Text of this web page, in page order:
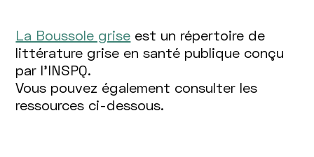
La Boussole grise est un répertoire de
littérature grise en santé publique conçu
par l'INSPQ.
Vous pouvez également consulter les
ressources ci-dessous.